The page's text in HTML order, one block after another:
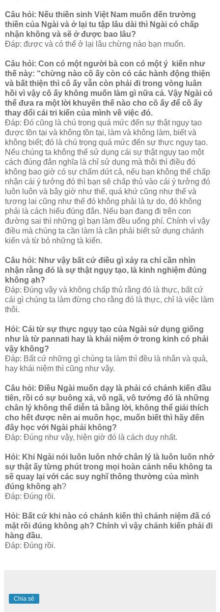
Câu hỏi: Nếu thiền sinh Việt Nam muốn đến trường
thiền của Ngài và ở lại tu tập lâu dài thì Ngài có chấp
nhận không và sẽ ở được bao lâu?
Đáp: được và có thể ở lại lâu chừng nào bạn muốn.
Câu hỏi: Con có một người bà con có một ý kiến như
thế này: “chừng nào cô ấy còn có các hành động thiện
và bất thiện thì cô ấy vẫn còn phải đi trong vòng luân
hồi vì vậy cô ấy không muốn làm gì nữa cả. Vậy Ngài có
thể đưa ra một lời khuyên thế nào cho cô ấy để cô ấy
thay đổi cái tri kiến của mình về việc đó.
Đáp: Đó cũng là chú trọng quá mức đến sự thật ngụy tạo
được tồn tại và không tồn tại, làm và không làm, biết và
không biết; đó là chú trọng quá mức đến sự thực ngụy tạo.
Nếu chúng ta không thể sử dụng cái sự thật ngụy tạo một
cách đúng đắn nghĩa là chỉ sử dụng mà thôi thì điều đó
không bao giờ có sự chấm dứt cả, nếu bạn không thể chấp
nhận cái ý tưởng đó thì bạn sẽ chấp thủ vào cái ý tưởng đó
luôn luôn và bây giờ như thế, quá khứ cũng như thế và
tương lai cũng như thế đó không phải là tự do, đó không
phải là cách hiểu đúng đắn. Nếu bạn đang đi trên con
đường sai thì những gì bạn làm đều uổng phí. Chính vì vậy
điều mà chúng ta cần làm là cần phải biết sử dụng chánh
kiến và từ bỏ những tà kiến.
Câu hỏi: Như vậy bất cứ điều gì xảy ra chỉ cần nhìn
nhận rằng đó là sự thật ngụy tạo, là kinh nghiệm đúng
không ạh?
Đáp: Đúng vậy và không chấp thủ rằng đó là thực, bất cứ
cái gì chúng ta làm đừng cho rằng đó là thực, chỉ là việc làm
thôi.
Hỏi: Cái từ sự thực ngụy tạo của Ngài sử dụng giống
như là từ pannati hay là khái niệm ở trong kinh có phải
vậy không?
Đáp: Bất cứ những gì chúng ta làm thì đều là nhân và quả,
hay khái niệm thì cũng như vậy.
Câu hỏi: Điều Ngài muốn dạy là phải có chánh kiến đầu
tiên, rồi có sự buông xả, vô ngã, vô tướng đó là những
chân lý không thể diễn tả bằng lời, không thể giải thích
cho hết được nên ai muốn học, muốn biết thì hãy đến
đây học với Ngài phải không?
Đáp: Đúng như vậy, hiện giờ đó là cách duy nhất.
Hỏi: Khi Ngài nói luôn luôn nhớ chân lý là luôn luôn nhớ
sự thật ấy từng phút trong mọi hoàn cảnh nếu không ta
sẽ quay lại với các suy nghĩ thông thường của mình
đúng không ạh?
Đáp: Đúng rồi.
Hỏi: Bất cứ khi nào có chánh kiến thì chánh niệm đã có
mặt rồi đúng không ạh? Chính vì vậy chánh kiến phải đi
hàng đầu.
Đáp: Đúng rồi.
Chia sẻ